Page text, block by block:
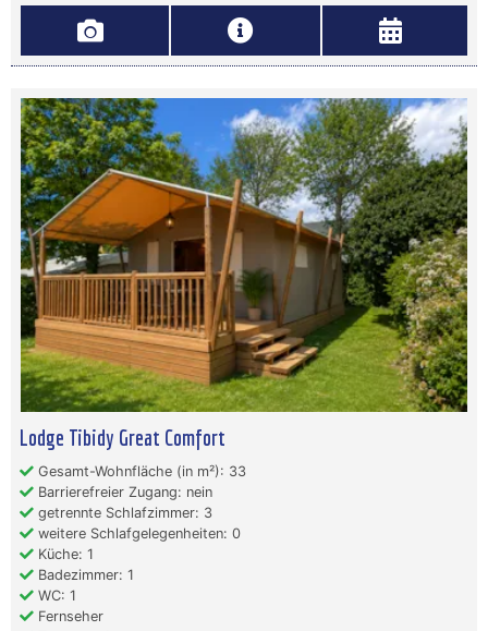
Lodge Tibidy Great Comfort
Gesamt-Wohnfläche (in m²): 33
Barrierefreier Zugang: nein
getrennte Schlafzimmer: 3
weitere Schlafgelegenheiten: 0
Küche: 1
Badezimmer: 1
WC: 1
Fernseher